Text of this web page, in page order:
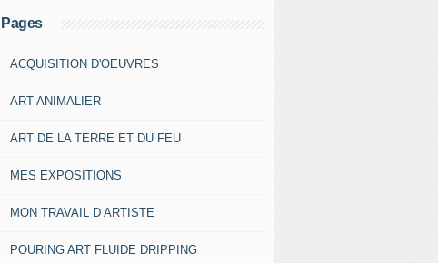
Pages
ACQUISITION D'OEUVRES
ART ANIMALIER
ART DE LA TERRE ET DU FEU
MES EXPOSITIONS
MON TRAVAIL D ARTISTE
POURING ART FLUIDE DRIPPING